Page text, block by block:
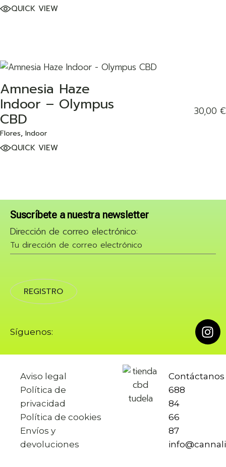
QUICK VIEW
ADD TO WISHLIST
Amnesia Haze
Indoor – Olympus
CBD
Flores Indoor
30,00 €
QUICK VIEW
Suscríbete a nuestra newsletter
Dirección de correo electrónico:
Síguenos:
Aviso legal
Política de
privacidad
Política de cookies
Envíos y
devoluciones
688
84
66
87